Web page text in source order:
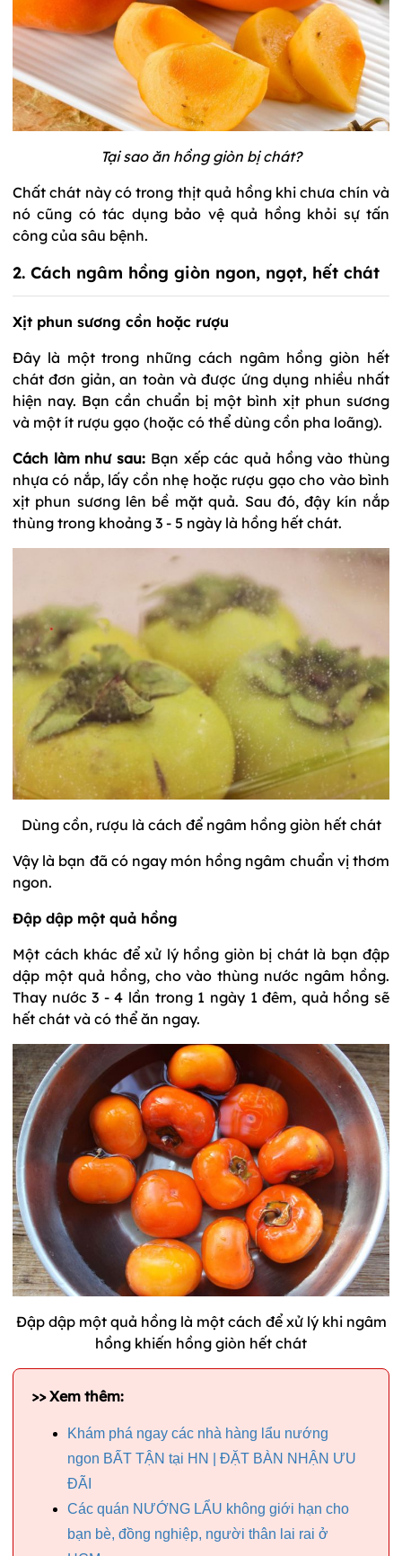
Tại sao ăn hồng giòn bị chát?
Chất chát này có trong thịt quả hồng khi chưa chín và
nó cũng có tác dụng bảo vệ quả hồng khỏi sự tấn
công của sâu bệnh.
2. Cách ngâm hồng giòn ngon, ngọt, hết chát
Xịt phun sương cồn hoặc rượu
Đây là một trong những cách ngâm hồng giòn hết
chát đơn giản, an toàn và được ứng dụng nhiều nhất
hiện nay. Bạn cần chuẩn bị một bình xịt phun sương
và một ít rượu gạo (hoặc có thể dùng cồn pha loãng).
Cách làm như sau: Bạn xếp các quả hồng vào thùng
nhựa có nắp, lấy cồn nhẹ hoặc rượu gạo cho vào bình
xịt phun sương lên bề mặt quả. Sau đó, đậy kín nắp
thùng trong khoảng 3 - 5 ngày là hồng hết chát.
Dùng cồn, rượu là cách để ngâm hồng giòn hết chát
Vậy là bạn đã có ngay món hồng ngâm chuẩn vị thơm
ngon.
Đập dập một quả hồng
Một cách khác để xử lý hồng giòn bị chát là bạn đập
dập một quả hồng, cho vào thùng nước ngâm hồng.
Thay nước 3 - 4 lần trong 1 ngày 1 đêm, quả hồng sẽ
hết chát và có thể ăn ngay.
Đập dập một quả hồng là một cách để xử lý khi ngâm
hồng khiến hồng giòn hết chát
>> Xem thêm:
Khám phá ngay các nhà hàng lẩu nướng
ngon BẤT TẬN tại HN | ĐẶT BÀN NHẬN ƯU
ĐÃI
Các quán NƯỚNG LẨU không giới hạn cho
bạn bè, đồng nghiệp, người thân lai rai ở